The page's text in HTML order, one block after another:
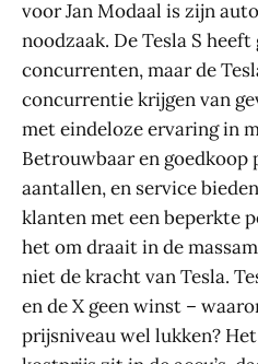
voor Jan Modaal is zijn
noodzaak. De Tesla S heeft
concurrenten, maar de
concurrentie krijgen van
met eindeloze ervaring in
Betrouwbaar en goedkoop
aantallen, en service
klanten met een beperkte
het om draait in de
niet de kracht van Tesla.
en de X geen winst –
prijsniveau wel lukken?